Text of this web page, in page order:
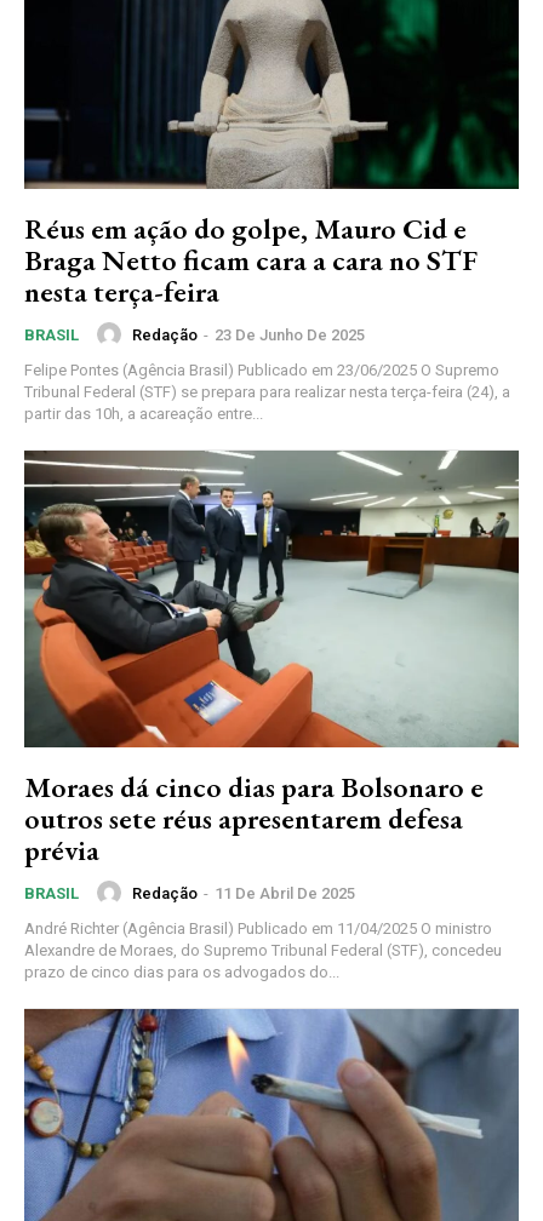
Réus em ação do golpe, Mauro Cid e
Braga Netto ficam cara a cara no STF
nesta terça-feira
BRASIL Redação - 23 De Junho De 2025
Felipe Pontes (Agência Brasil) Publicado em 23/06/2025 O Supremo
Tribunal Federal (STF) se prepara para realizar nesta terça-feira (24), a
partir das 10h, a acareação entre...
Moraes dá cinco dias para Bolsonaro e
outros sete réus apresentarem defesa
prévia
BRASIL Redação - 11 De Abril De 2025
André Richter (Agência Brasil) Publicado em 11/04/2025 O ministro
Alexandre de Moraes, do Supremo Tribunal Federal (STF), concedeu
prazo de cinco dias para os advogados do...